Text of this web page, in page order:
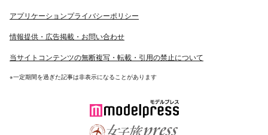
アプリケーションプライバシーポリシー
情報提供・広告掲載・お問い合わせ
当サイトコンテンツの無断複写・転載・引用の禁止について
※一定期間を過ぎた記事は非表示になることがあります